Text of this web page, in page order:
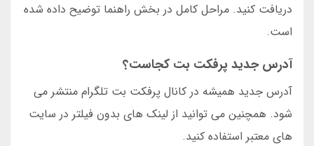
دریافت کنید. مراحل کامل در بخش راهنما توضیح داده شده
است.
آدرس جدید پرفکت بت کجاست؟
آدرس جدید همیشه در کانال پرفکت بت تلگرام منتشر می
شود. همچنین می توانید از لینک های بدون فیلتر در سایت
های معتبر استفاده کنید.